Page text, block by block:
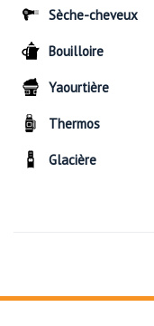
Sèche-cheveux
Bouilloire
Yaourtière
Thermos
Glacière